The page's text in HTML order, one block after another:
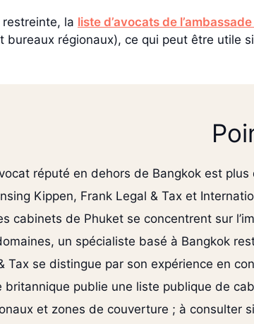
la liste d’avocats de
bureaux régionaux), ce qui peut être utile
réputé en dehors de Bangkok est
Kippen, Frank Legal & Tax et
cabinets de Phuket se concentrent sur
un spécialiste basé à Bangkok
Tax se distingue par son expérience en
britannique publie une liste publique de
et zones de couverture ; à consulter